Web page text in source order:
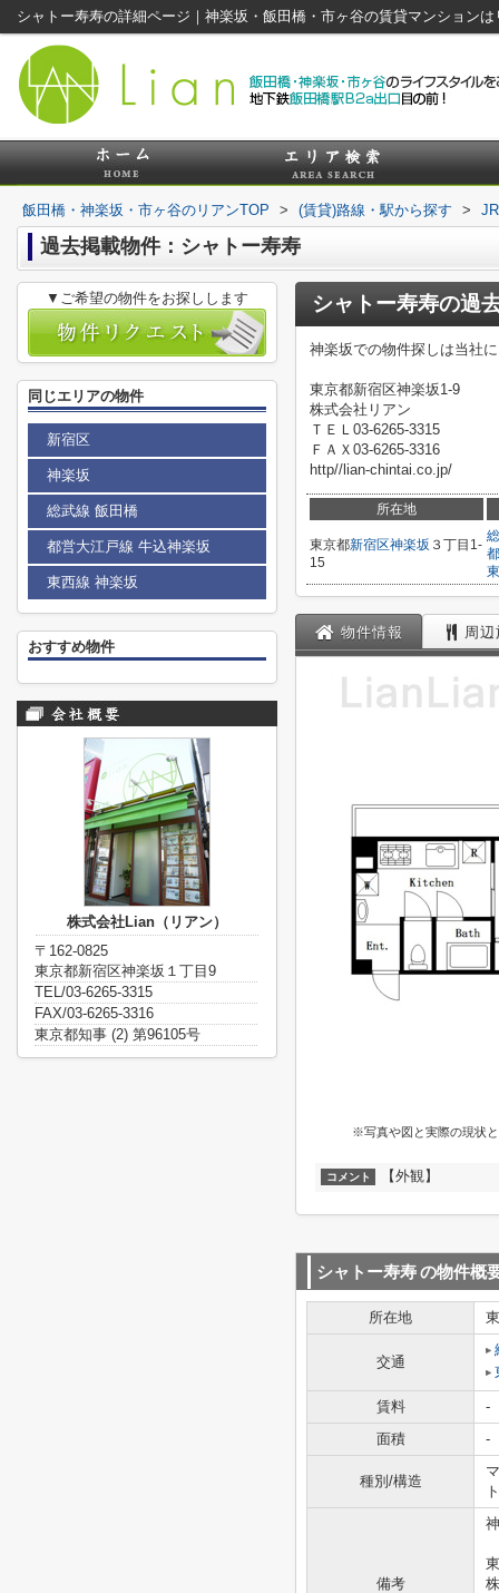
シャトー寿寿の詳細ページ｜神楽坂・飯田橋・市ヶ谷の賃貸マンションは
飯田橋・神楽坂・市ヶ谷のリアンTOP > (賃貸)路線・駅から探す >
過去掲載物件：シャトー寿寿
シャトー寿寿の過
神楽坂での物件探しは当社
東京都新宿区神楽坂1-9
株式会社リアン
ＴＥＬ03-6265-3315
ＦＡＸ03-6265-3316
http//lian-chintai.co.jp/
所在地
東京都新宿区神楽坂 ３丁目1-
15
物件情報 周
※写真や図と実際の現状
コメント 【外観】
シャトー寿寿の物件概
所在地
交通
賃料
-
面積
-
種別/構造
ト
備考
▼ご希望の物件をお探しします
同じエリアの物件
新宿区
神楽坂
総武線 飯田橋
都営大江戸線 牛込神楽坂
東西線 神楽坂
おすすめ物件
株式会社Lian（リアン）
〒162-0825
東京都新宿区神楽坂１丁目9
TEL/03-6265-3315
FAX/03-6265-3316
東京都知事 (2) 第96105号